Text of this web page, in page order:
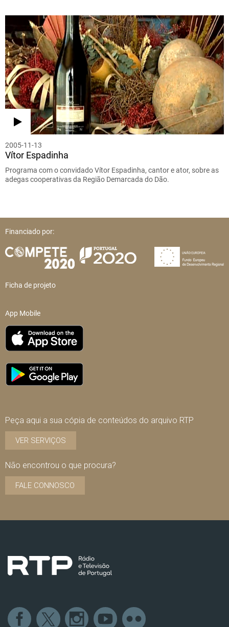
2005-11-13
Vítor Espadinha
Programa com o convidado Vítor Espadinha, cantor e ator, sobre as
adegas cooperativas da Região Demarcada do Dão.
Financiado por:
Ficha de projeto
App Mobile
Peça aqui a sua cópia de conteúdos do arquivo RTP
VER SERVIÇOS
Não encontrou o que procura?
FALE CONNOSCO